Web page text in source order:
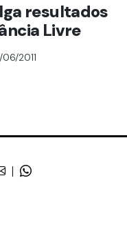
resultados
Livre
06/2011